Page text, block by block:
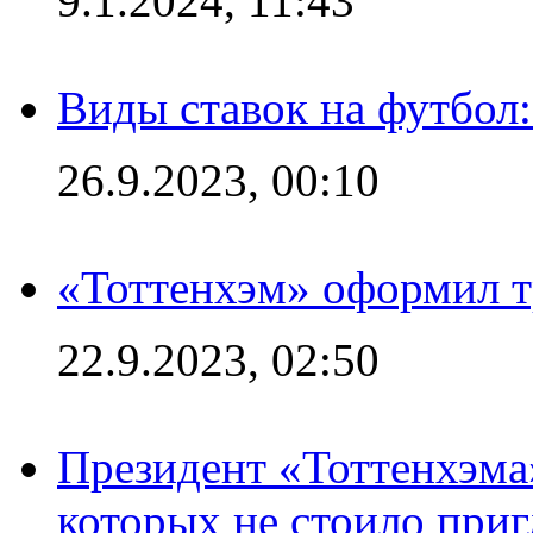
Виды ставок на
26.9.2023, 00:10
«Тоттенхэм» оформил
22.9.2023, 02:50
Президент
которых не стоило